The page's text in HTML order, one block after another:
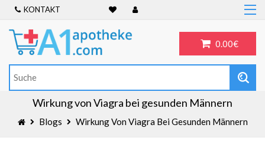
KONTAKT
0.00€
Home
Frauengesundheit
ADHS
Allergien
Antidepressiva
Wirkung von Viagra bei gesunden Männern
Blogs Wirkung Von Viagra Bei Gesunden Männern